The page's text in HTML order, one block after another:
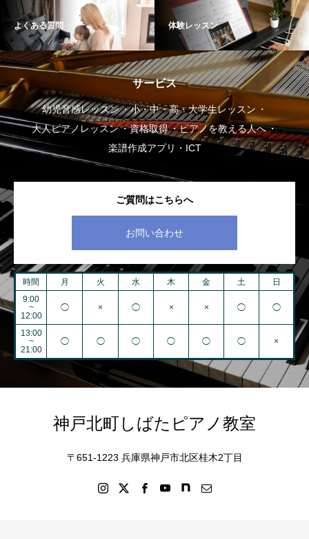
よくある質問 体験レッスン
サービス
幼児音感レッスン
小・中・高・大学生レッスン
大人ピアノレッスン
資格取得
ピアノを教える人へ
楽譜作成アプリ・ICT
ご質問はこちらへ
お問い合わせ
時間 月 火 水 木 金 土
日
9:00
~
12:00
◯ × ◯ × × ◯ ◯
13:00
~
21:00
◯ ◯ ◯ ◯ ◯ ◯ ×
神戸北町しばたピアノ教室
〒651-1223 兵庫県神戸市北区桂木2丁目